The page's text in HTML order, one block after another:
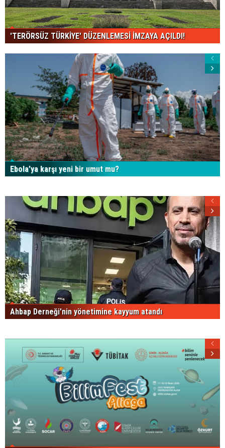
'TERÖRSÜZ TÜRKİYE' DÜZENLEMESİ İMZAYA AÇILDI!
Ebola’ya karşı yeni bir umut mu?
Ahbap Derneği'nin yönetimine kayyum atandı